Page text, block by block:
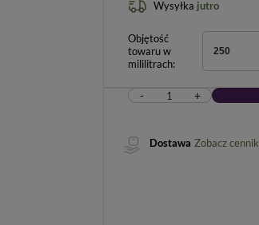
Wysyłka jutro
Objętość
towaru w
mililitrach
250
- +
Dostawa Zobacz cennik